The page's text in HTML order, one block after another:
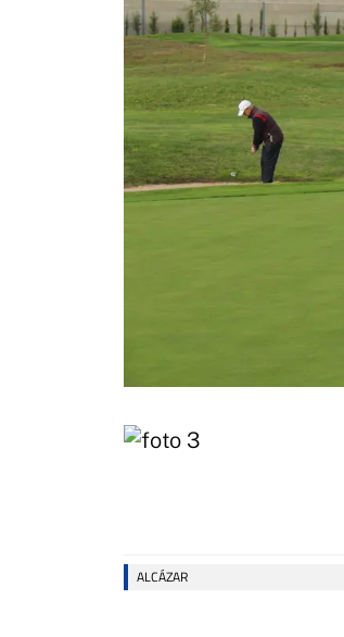
ALCÁZAR